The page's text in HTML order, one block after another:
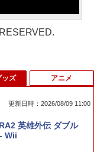
ルダの伝説 ブレス
Switch 2 Ed
品】DualSenseR
ラー専用 USB-Cto
ッズ
更新日時：2026/08/09 11:00
英雄外伝 ダブル
Wii
アニメ